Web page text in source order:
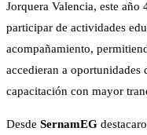
Jorquera Valencia, este
participar de actividades
acompañamiento,
accedieran a oportunidades
capacitación con mayor
Desde SernamEG